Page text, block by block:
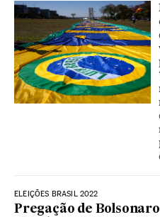
ELEIÇÕES BRASIL 2022
Pregação de